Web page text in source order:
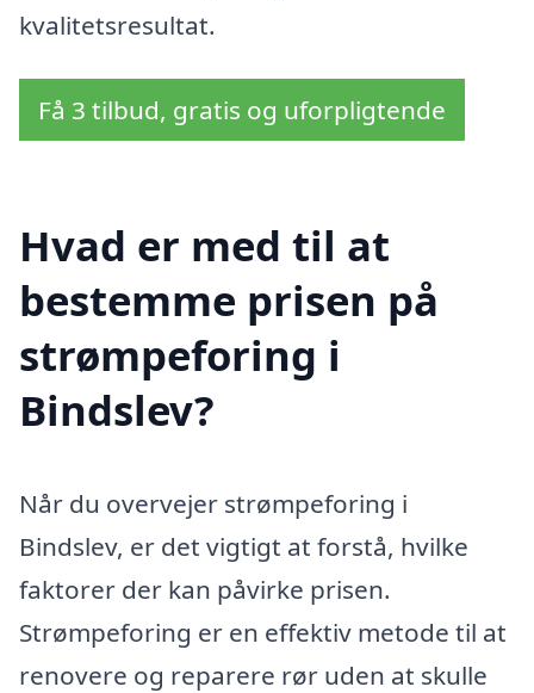
kvalitetsresultat.
Få 3 tilbud, gratis og uforpligtende
Hvad er med til at
bestemme prisen på
strømpeforing i
Bindslev?
Når du overvejer strømpeforing i
Bindslev, er det vigtigt at forstå, hvilke
faktorer der kan påvirke prisen.
Strømpeforing er en effektiv metode til at
renovere og reparere rør uden at skulle